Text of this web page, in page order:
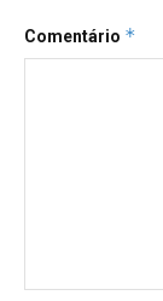
Comentário *